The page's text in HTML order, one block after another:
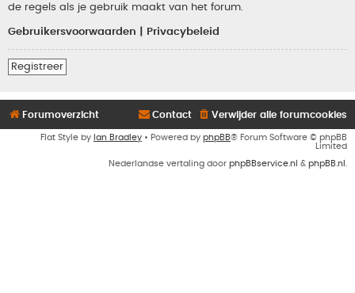
de regels als je gebruik maakt van het forum.
Gebruikersvoorwaarden Privacybeleid
Registreer
Forumoverzicht Verwijder alle forumcookies
Contact
Flat Style by Ian Bradley • Powered by phpBB® Forum Software © phpBB
Limited
Nederlandse vertaling door phpBBservice.nl & phpBB.nl .